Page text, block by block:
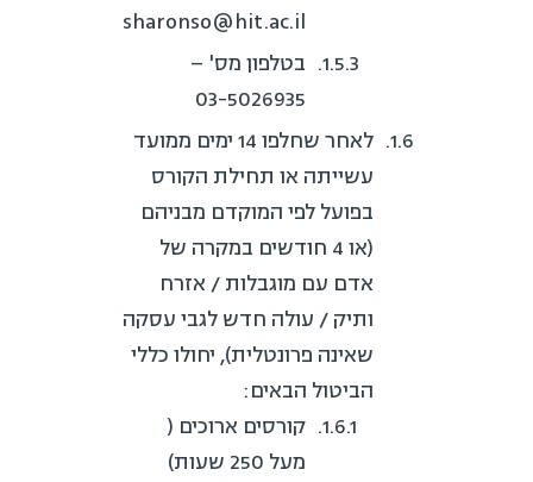
sharonso@hit.ac.il
בטלפון מס' –
03-5026935
לאחר שחלפו 14 ימים ממועד
עשייתה או תחילת הקורס
בפועל לפי המוקדם מבניהם
(או 4 חודשים במקרה של
אדם עם מוגבלות / אזרח
ותיק / עולה חדש לגבי עסקה
שאינה פרונטלית), יחולו כללי
הביטול הבאים:
קורסים ארוכים (
מעל 250 שעות)